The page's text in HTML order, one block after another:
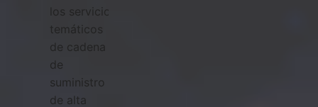
los servicios
temáticos
de cadena
de
suministro
de alta